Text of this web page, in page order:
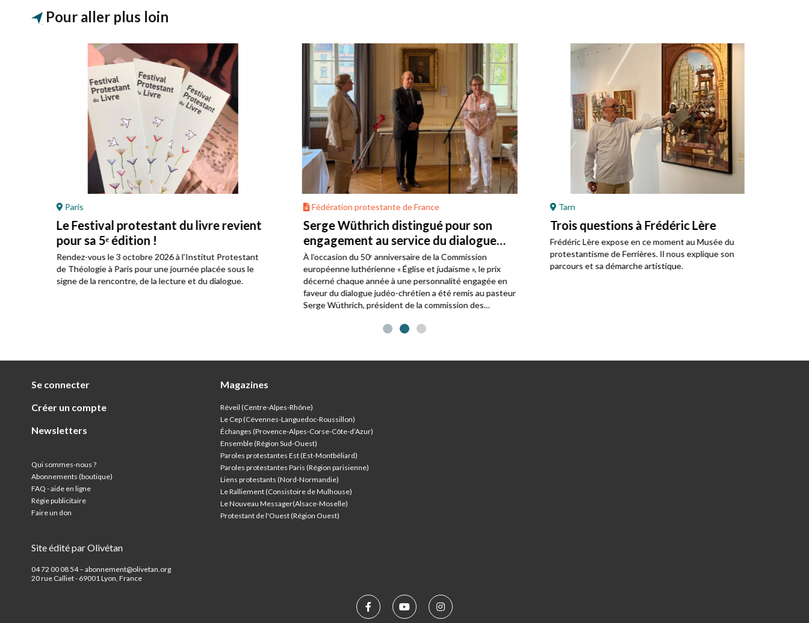
Pour aller plus loin
Paris
Le Festival protestant du livre revient
pour sa 5ᵉ édition !
Rendez-vous le 3 octobre 2026 à l’Institut Protestant
de Théologie à Paris pour une journée placée sous le
signe de la rencontre, de la lecture et du dialogue.
Fédération protestante de France
Serge Wüthrich distingué pour son
engagement au service du dialogue
judéo-chrétien
À l’occasion du 50ᵉ anniversaire de la Commission
européenne luthérienne « Église et judaïsme », le prix
décerné chaque année à une personnalité engagée en
faveur du dialogue judéo-chrétien a été remis au pasteur
Serge Wüthrich, président de la commission des
Tarn
Trois questions à Frédéric Lère
Frédéric Lère expose en ce moment au Musée du
protestantisme de Ferrières. Il nous explique son
parcours et sa démarche artistique.
Se connecter
Créer un compte
Newsletters
Qui sommes-nous ?
Abonnements (boutique)
FAQ - aide en ligne
Régie publicitaire
Faire un don
Site édité par Olivétan
04 72 00 08 54 – abonnement@olivetan.org
20 rue Calliet - 69001 Lyon, France
Magazines
Réveil (Centre-Alpes-Rhône)
Le Cep (Cévennes-Languedoc-Roussillon)
Échanges (Provence-Alpes-Corse-Côte-d’Azur)
Ensemble (Région Sud-Ouest)
Paroles protestantes Est (Est-Montbéliard)
Paroles protestantes Paris (Région parisienne)
Liens protestants (Nord-Normandie)
Le Ralliement (Consistoire de Mulhouse)
Le Nouveau Messager(Alsace-Moselle)
Protestant de l'Ouest (Région Ouest)